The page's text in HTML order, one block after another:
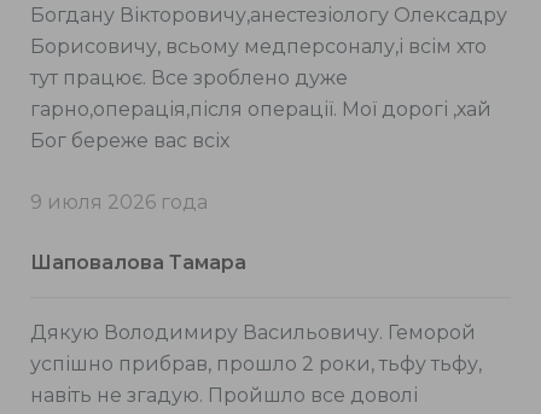
Богдану Вікторовичу,анестезіологу Олексадру
Борисовичу, всьому медперсоналу,і всім хто
тут працює. Все зроблено дуже
гарно,операція,після операції. Мої дорогі ,хай
Бог береже вас всіх
9 июля 2026 года
Шаповалова Тамара
Дякую Володимиру Васильовичу. Геморой
успішно прибрав, прошло 2 роки, тьфу тьфу,
навіть не згадую. Пройшло все доволі